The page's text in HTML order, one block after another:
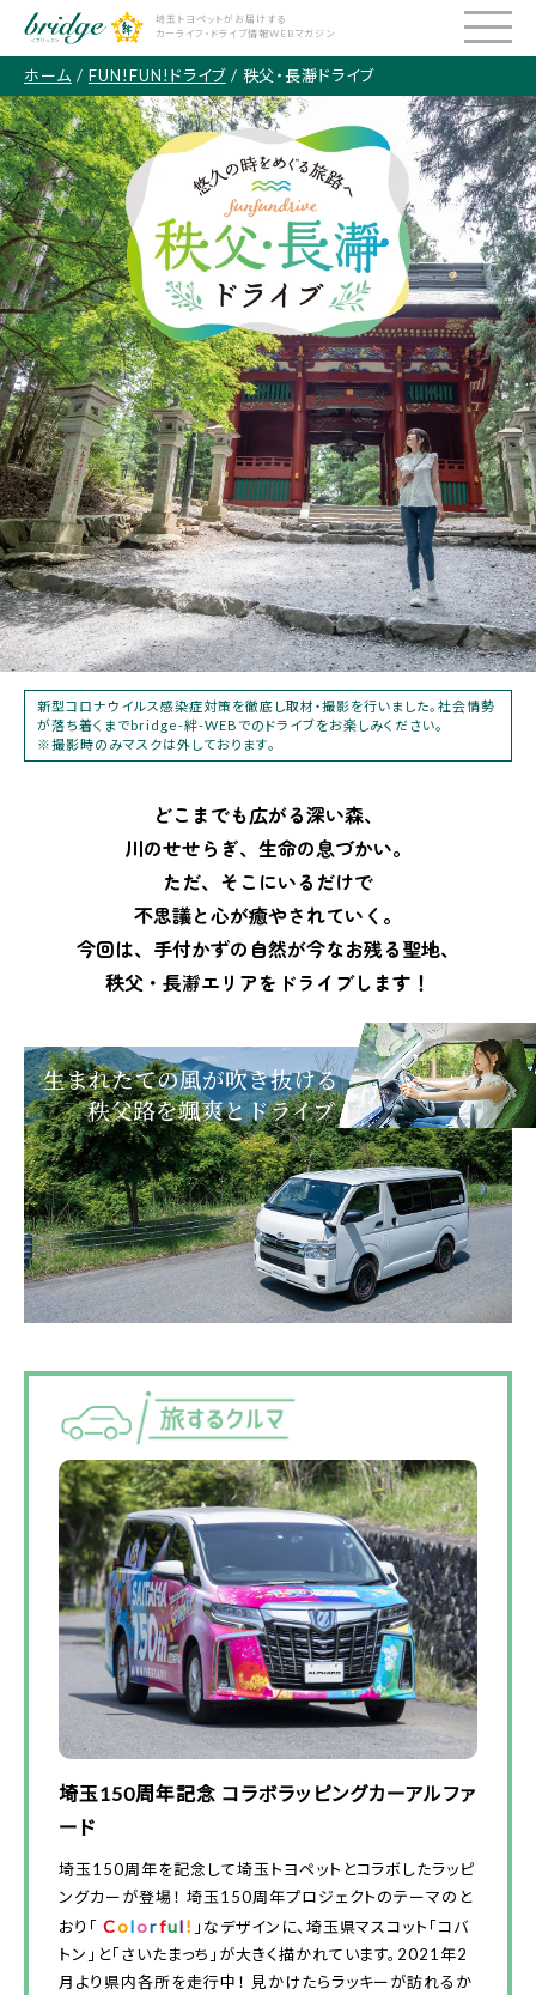
埼玉トヨペットがお届けする
カーライフ・ドライブ情報WEBマガジン
ホーム / FUN!FUN!ドライブ/ 秩父・長瀞ドライブ
新型コロナウイルス感染症対策を徹底し取材・撮影を行いました。社会情勢
が落ち着くまでbridge-絆-WEBでのドライブをお楽しみください。
※撮影時のみマスクは外しております。
どこまでも広がる深い森、
川のせせらぎ、生命の息づかい。
ただ、そこにいるだけで
不思議と心が癒やされていく。
今回は、手付かずの自然が今なお残る聖地、
秩父・長瀞エリアをドライブします！
生まれたての風が吹き抜ける
秩父路を颯爽とドライブ！
埼玉150周年記念 コラボラッピングカーアルファ
ード
埼玉150周年を記念して埼玉トヨペットとコラボしたラッピ
ングカーが登場！ 埼玉150周年プロジェクトのテーマのと
おり「 C o l o r f u l !」なデザインに、埼玉県マスコット「コバ
トン」と「さいたまっち」が大きく描かれています。2021年2
月より県内各所を走行中！ 見かけたらラッキーが訪れるか